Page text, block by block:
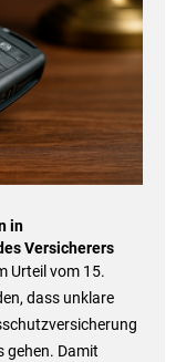
in
Versicherers
Urteil vom 15.
dass unklare
gehen. Damit